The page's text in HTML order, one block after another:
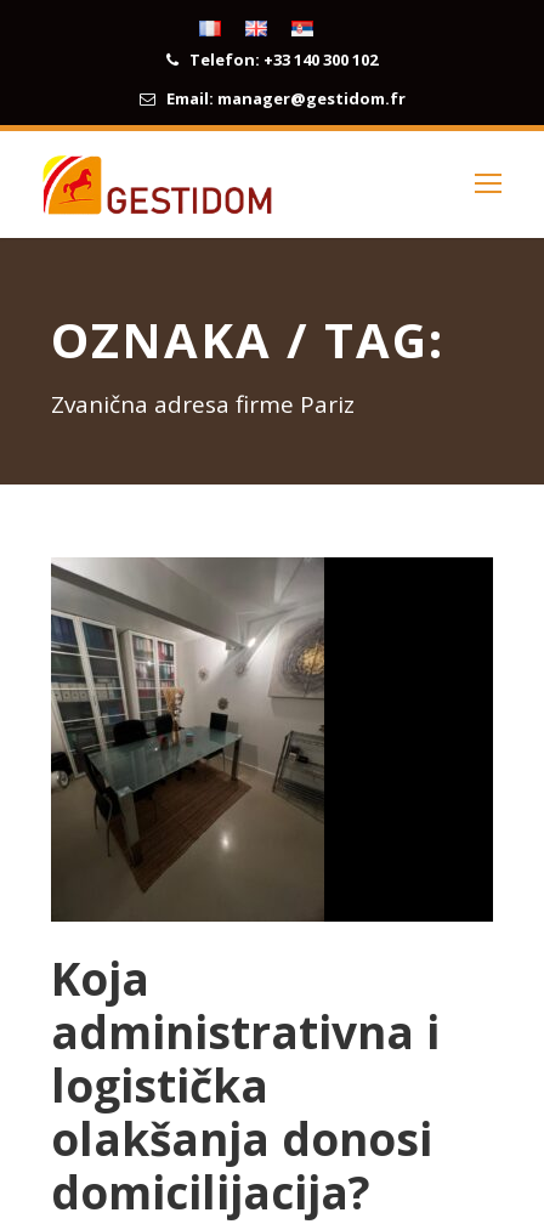
Telefon: +33 140 300 102
Email: manager@gestidom.fr
OZNAKA / TAG:
Zvanična adresa firme Pariz
Koja
administrativna i
logistička
olakšanja donosi
domicilijacija?